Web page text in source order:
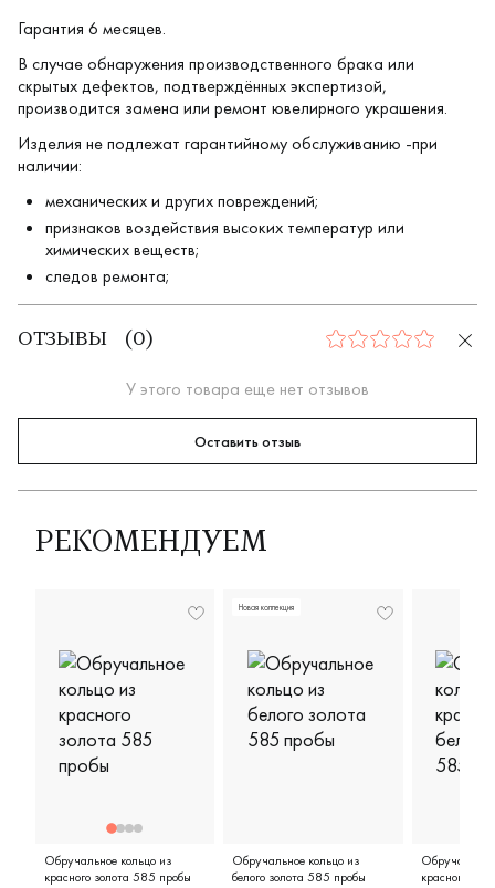
Гарантия 6 месяцев.
В случае обнаружения производственного брака или
скрытых дефектов, подтверждённых экспертизой,
производится замена или ремонт ювелирного украшения.
Изделия не подлежат гарантийному обслуживанию -при
наличии:
механических и других повреждений;
признаков воздействия высоких температур или
химических веществ;
следов ремонта;
ОТЗЫВЫ ( 0) 0
У этого товара еще нет отзывов
Оставить отзыв
РЕКОМЕНДУЕМ
Обручальное кольцо из
красного золота 585 пробы
Новая коллекция
Обручальное кольцо из
белого золота 585 пробы
красного и